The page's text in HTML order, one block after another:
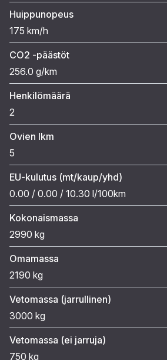
Huippunopeus
175 km/h
CO2 -päästöt
256.0 g/km
Henkilömäärä
2
Ovien lkm
5
EU-kulutus (mt/kaup/yhd)
0.00 / 0.00 / 10.30 l/100km
Kokonaismassa
2990 kg
Omamassa
2190 kg
Vetomassa (jarrullinen)
3000 kg
Vetomassa (ei jarruja)
750 kg